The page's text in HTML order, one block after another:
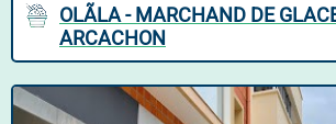
OLÃLA - MARCHAND DE
ARCACHON